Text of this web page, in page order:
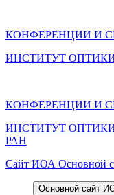
КОНФЕРЕНЦИИ И
ИНСТИТУТ
КОНФЕРЕНЦИИ И
ИНСТИТУТ
РАН
Cайт ИОА Основной
Основной сайт